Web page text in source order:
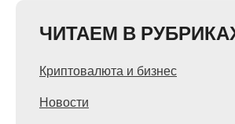
ЧИТАЕМ В
Криптовалюта и бизнес
Новости